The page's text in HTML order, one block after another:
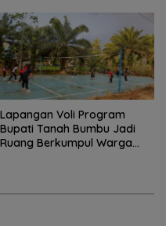
Lapangan Voli Program
Bupati Tanah Bumbu Jadi
Ruang Berkumpul Warga